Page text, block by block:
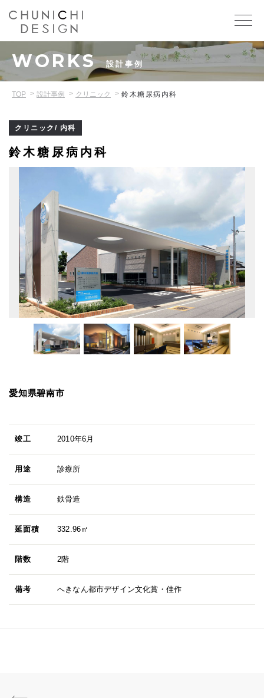
WORKS 設計事例
TOP 設計事例 クリニック 鈴木糖尿病内科
クリニック/ 内科
鈴木糖尿病内科
愛知県碧南市
竣工 2010年6月
用途 診療所
構造 鉄骨造
延面積 332.96㎡
階数 2階
備考 へきなん都市デザイン文化賞・佳作